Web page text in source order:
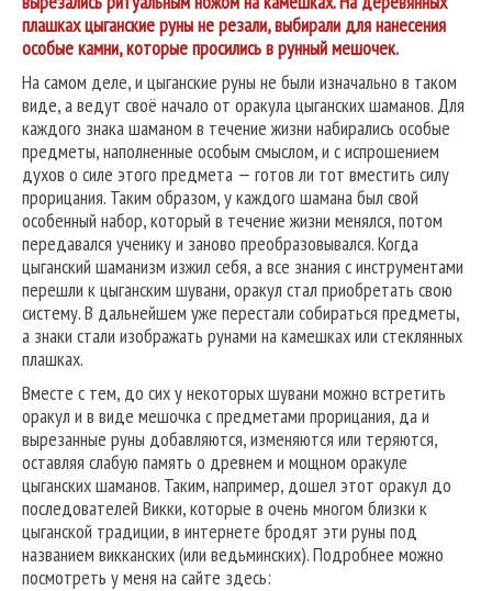
плашках цыганские руны не резали, выбирали для нанесения
особые камни, которые просились в рунный мешочек.
На самом деле, и цыганские руны не были изначально в таком
виде, а ведут своё начало от оракула цыганских шаманов. Для
каждого знака шаманом в течение жизни набирались особые
предметы, наполненные особым смыслом, и с испрошением
духов о силе этого предмета — готов ли тот вместить силу
прорицания. Таким образом, у каждого шамана был свой
особенный набор, который в течение жизни менялся, потом
передавался ученику и заново преобразовывался. Когда
цыганский шаманизм изжил себя, а все знания с инструментами
перешли к цыганским шувани, оракул стал приобретать свою
систему. В дальнейшем уже перестали собираться предметы,
а знаки стали изображать рунами на камешках или стеклянных
плашках.
Вместе с тем, до сих у некоторых шувани можно встретить
оракул и в виде мешочка с предметами прорицания, да и
вырезанные руны добавляются, изменяются или теряются,
оставляя слабую память о древнем и мощном оракуле
цыганских шаманов. Таким, например, дошел этот оракул до
последователей Викки, которые в очень многом близки к
цыганской традиции, в интернете бродят эти руны под
названием викканских (или ведьминских). Подробнее можно
посмотреть у меня на сайте здесь: